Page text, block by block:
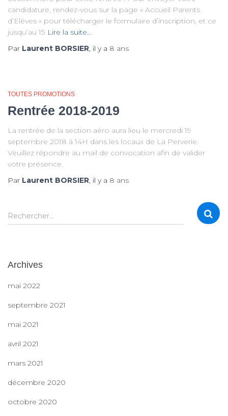
candidature, rendez-vous sur la page « Accueil Parents
d’Elèves » pour télécharger le formulaire d’inscription, et ce
jusqu’au 15 Lire la suite…
Par Laurent BORSIER, il y a 8 ans
TOUTES PROMOTIONS
Rentrée 2018-2019
La rentrée de la section aéro aura lieu le mercredi 19
septembre 2018 à 14H dans les locaux de La Perverie.
Veuillez répondre au mail de convocation afin de valider
votre présence.
Par Laurent BORSIER, il y a 8 ans
R
e
r
h
Rechercher…
Archives
mai 2022
septembre 2021
mai 2021
avril 2021
mars 2021
décembre 2020
octobre 2020